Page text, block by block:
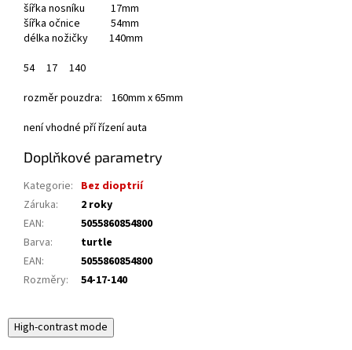
šířka nosníku 17mm
šířka očnice 54mm
délka nožičky 140mm
54 17 140
rozměr pouzdra: 160mm x 65mm
není vhodné pří řízení auta
Doplňkové parametry
Kategorie: Bez dioptrií
Záruka:
2 roky
EAN:
5055860854800
Barva:
turtle
EAN:
5055860854800
Rozměry: 54-17-140
High-contrast mode